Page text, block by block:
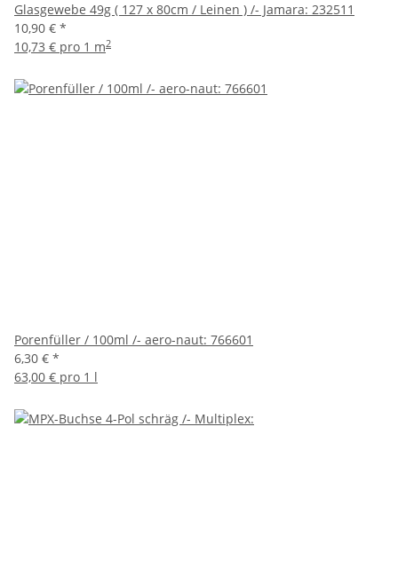
Glasgewebe 49g ( 127 x 80cm / Leinen ) /- Jamara: 232511
10,90 € *
10,73 € pro 1 m2
Porenfüller / 100ml /- aero-naut: 766601
6,30 € *
63,00 € pro 1 l